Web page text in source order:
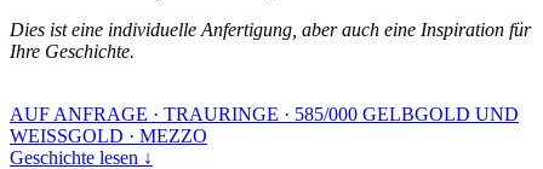
Dies ist eine individuelle Anfertigung, aber auch eine Inspiration für
Ihre Geschichte.
AUF ANFRAGE · TRAURINGE · 585/000 GELBGOLD UND
WEISSGOLD · MEZZO
Geschichte lesen ↓